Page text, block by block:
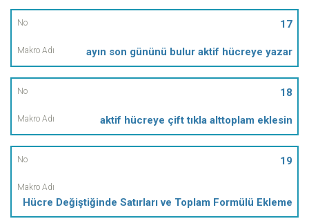
17
ayın son gününü bulur aktif hücreye yazar
18
aktif hücreye çift tıkla alttoplam eklesin
19
Hücre Değiştiğinde Satırları ve Toplam Formülü Ekleme